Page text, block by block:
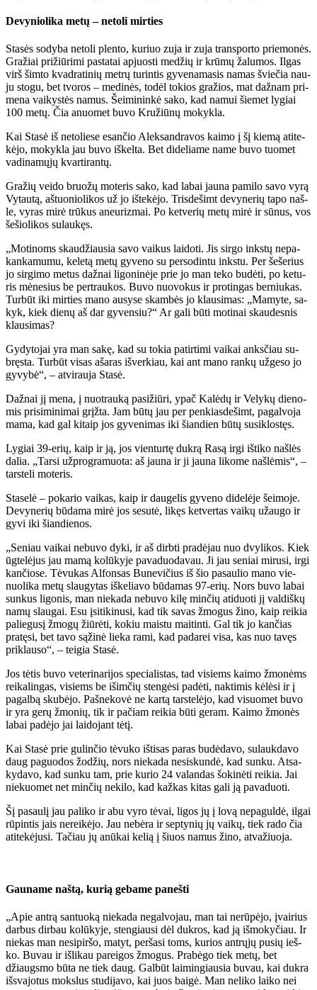
De­vy­nio­li­ka me­tų – ne­to­li mir­ties
Sta­sės so­dy­ba ne­to­li plen­to, ku­riuo zu­ja ir zu­ja trans­por­to prie­mo­nės.
Gra­žiai pri­žiū­ri­mi pa­sta­tai ap­juos­ti me­džių ir krū­mų ža­lu­mos. Il­gas
virš šim­to kvad­ra­ti­nių met­rų tu­rin­tis gy­ve­na­ma­sis na­mas švie­čia nau­
ju sto­gu, bet tvo­ros – me­di­nės, to­dėl to­kios gra­žios, mat daž­nam pri­
me­na vai­kys­tės na­mus. Šei­mi­nin­kė sa­ko, kad na­mui šie­met ly­giai
100 me­tų. Čia anuo­met bu­vo Kru­žiū­nų mo­kyk­la.
Kai Sta­sė iš ne­to­lie­se esan­čio Alek­san­dra­vos kai­mo į šį kie­mą ati­te­
kė­jo, mo­kyk­la jau bu­vo iš­kel­ta. Bet di­de­lia­me na­me bu­vo tuo­met
va­di­na­mų­jų kvar­ti­ran­tų.
Gra­žių vei­do bruo­žų mo­te­ris sa­ko, kad la­bai jau­na pa­mi­lo sa­vo vy­rą
Vy­tau­tą, aš­tuo­nio­li­kos už jo iš­te­kė­jo. Tris­de­šimt de­vy­ne­rių ta­po naš­
le, vy­ras mi­rė trū­kus aneu­riz­mai. Po ket­ve­rių me­tų mi­rė ir sū­nus, vos
še­šio­li­kos su­lau­kęs.
„Mo­ti­noms skau­džiau­sia sa­vo vai­kus lai­do­ti. Jis sir­go inks­tų ne­pa­
kan­ka­mu­mu, ke­le­tą me­tų gy­ve­no su per­so­din­tu inks­tu. Per še­še­rius
jo sir­gi­mo me­tus daž­nai li­go­ni­nė­je prie jo man te­ko bu­dė­ti, po ke­tu­
ris mė­ne­sius be per­trau­kos. Bu­vo nuo­vo­kus ir pro­tin­gas ber­niu­kas.
Tur­būt iki mir­ties ma­no au­sy­se skam­bės jo klau­si­mas: „Ma­my­te, sa­
kyk, kiek die­nų aš dar gy­ven­siu?“ Ar ga­li bū­ti mo­ti­nai skau­des­nis
klau­si­mas?
Gy­dy­to­jai yra man sa­kę, kad su to­kia pa­tir­ti­mi vai­kai anks­čiau su­
bręs­ta. Tur­būt vi­sas aša­ras iš­ver­kiau, kai ant ma­no ran­kų už­ge­so jo
gy­vy­bė“, – at­vi­rau­ja Sta­sė.
Daž­nai jį me­na, į nuo­trau­ką pa­si­žiū­ri, ypač Ka­lė­dų ir Ve­ly­kų die­no­
mis pri­si­mi­ni­mai grįž­ta. Jam bū­tų jau per pen­kias­de­šimt, pa­gal­vo­ja
ma­ma, kad gal ki­taip jos gy­ve­ni­mas iki šian­dien bū­tų su­si­klos­tęs.
Ly­giai 39-erių, kaip ir ją, jos vien­tur­tę duk­rą Ra­są ir­gi iš­ti­ko naš­lės
da­lia. „Tar­si už­prog­ra­muo­ta: aš jau­na ir ji jau­na li­ko­me naš­lė­mis“, –
tars­te­li mo­te­ris.
Sta­se­lė – po­ka­rio vai­kas, kaip ir dau­ge­lis gy­ve­no di­de­lė­je šei­mo­je.
De­vy­ne­rių bū­da­ma mi­rė jos se­su­tė, li­kęs ket­ver­tas vai­kų už­au­go ir
gy­vi iki šian­die­nos.
„Se­niau vai­kai ne­bu­vo dy­ki, ir aš dirb­ti pra­dė­jau nuo dvy­li­kos. Kiek
ūg­te­lė­jus jau ma­mą ko­lū­ky­je pa­va­duo­da­vau. Ji jau se­niai mi­ru­si, ir­gi
kan­čio­se. Tė­vu­kas Al­fon­sas Bu­ne­vi­čius iš šio pa­sau­lio ma­no vie­
nuo­li­ka me­tų slau­gy­tas iš­ke­lia­vo bū­da­mas 97-erių. Nors bu­vo la­bai
sun­kus li­go­nis, man nie­ka­da ne­bu­vo ki­lę min­čių ati­duo­ti jį val­diš­kų
na­mų slau­gai. Esu įsi­ti­ki­nu­si, kad tik sa­vas žmo­gus ži­no, kaip rei­kia
pa­lie­gu­sį žmo­gų žiū­rė­ti, ko­kiu mais­tu mai­tin­ti. Gal tik jo kan­čias
pra­tę­si, bet ta­vo są­ži­nė lie­ka ra­mi, kad pa­da­rei vi­sa, kas nuo ta­vęs
pri­klau­so“, – tei­gia Sta­sė.
Jos tė­tis bu­vo ve­te­ri­na­ri­jos spe­cia­lis­tas, tad vi­siems kai­mo žmo­nėms
rei­ka­lin­gas, vi­siems be iš­im­čių sten­gė­si pa­dė­ti, nak­ti­mis kė­lė­si ir į
pa­gal­bą sku­bė­jo. Pa­šne­ko­vė ne kar­tą tars­te­lė­jo, kad vi­suo­met bu­vo
ir yra ge­rų žmo­nių, tik ir pa­čiam rei­kia bū­ti ge­ram. Kai­mo žmo­nės
la­bai pa­dė­jo jai lai­do­jant tė­tį.
Kai Sta­sė prie gu­lin­čio tė­vu­ko iš­ti­sas pa­ras bu­dė­da­vo, su­lauk­da­vo
daug pa­guo­dos žo­džių, nors nie­ka­da ne­si­skun­dė, kad sun­ku. At­sa­
ky­da­vo, kad sun­ku tam, prie ku­rio 24 va­lan­das šo­ki­nė­ti rei­kia. Jai
nie­kuo­met net min­čių ne­ki­lo, kad kaž­kas ki­tas ga­li ją pa­va­duo­ti.
Šį pa­sau­lį jau pa­li­ko ir abu vy­ro tė­vai, li­gos jų į lo­vą ne­pa­gul­dė, il­gai
rū­pin­tis jais ne­rei­kė­jo. Jau ne­bė­ra ir sep­ty­nių jų vai­kų, tiek ra­do čia
ati­te­kė­ju­si. Ta­čiau jų anū­kai ke­lią į šiuos na­mus ži­no, at­va­žiuo­ja.
Gau­na­me naš­tą, ku­rią ge­ba­me pa­neš­ti
„Apie an­trą san­tuo­ką nie­ka­da ne­gal­vo­jau, man tai ne­rū­pė­jo, įvai­rius
dar­bus dir­bau ko­lū­ky­je, sten­giau­si dėl duk­ros, kad ją iš­mo­ky­čiau. Ir
nie­kas man ne­si­pir­šo, ma­tyt, per­ša­si toms, ku­rios ant­rų­jų pu­sių ieš­
ko. Bu­vau ir iš­li­kau pa­rei­gos žmo­gus. Pra­bė­go tiek me­tų, bet
džiaugs­mo bū­ta ne tiek daug. Gal­būt lai­min­giau­sia bu­vau, kai duk­ra
iš­sva­jo­tus moks­lus stu­di­ja­vo, kai juos bai­gė. Man ne­li­ko lai­ko nei